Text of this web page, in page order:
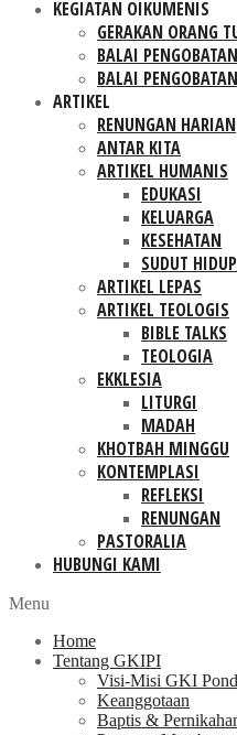
KEGIATAN OIKUMENIS
GERAKAN ORANG
BALAI
BALAI
ARTIKEL
RENUNGAN HARIAN
ANTAR KITA
ARTIKEL HUMANIS
EDUKASI
KELUARGA
KESEHATAN
SUDUT HIDUP
ARTIKEL LEPAS
ARTIKEL TEOLOGIS
BIBLE TALKS
TEOLOGIA
EKKLESIA
LITURGI
MADAH
KHOTBAH MINGGU
KONTEMPLASI
REFLEKSI
RENUNGAN
PASTORALIA
HUBUNGI KAMI
Menu
Home
Tentang GKIPI
Visi-Misi GKI
Keanggotaan
Baptis &